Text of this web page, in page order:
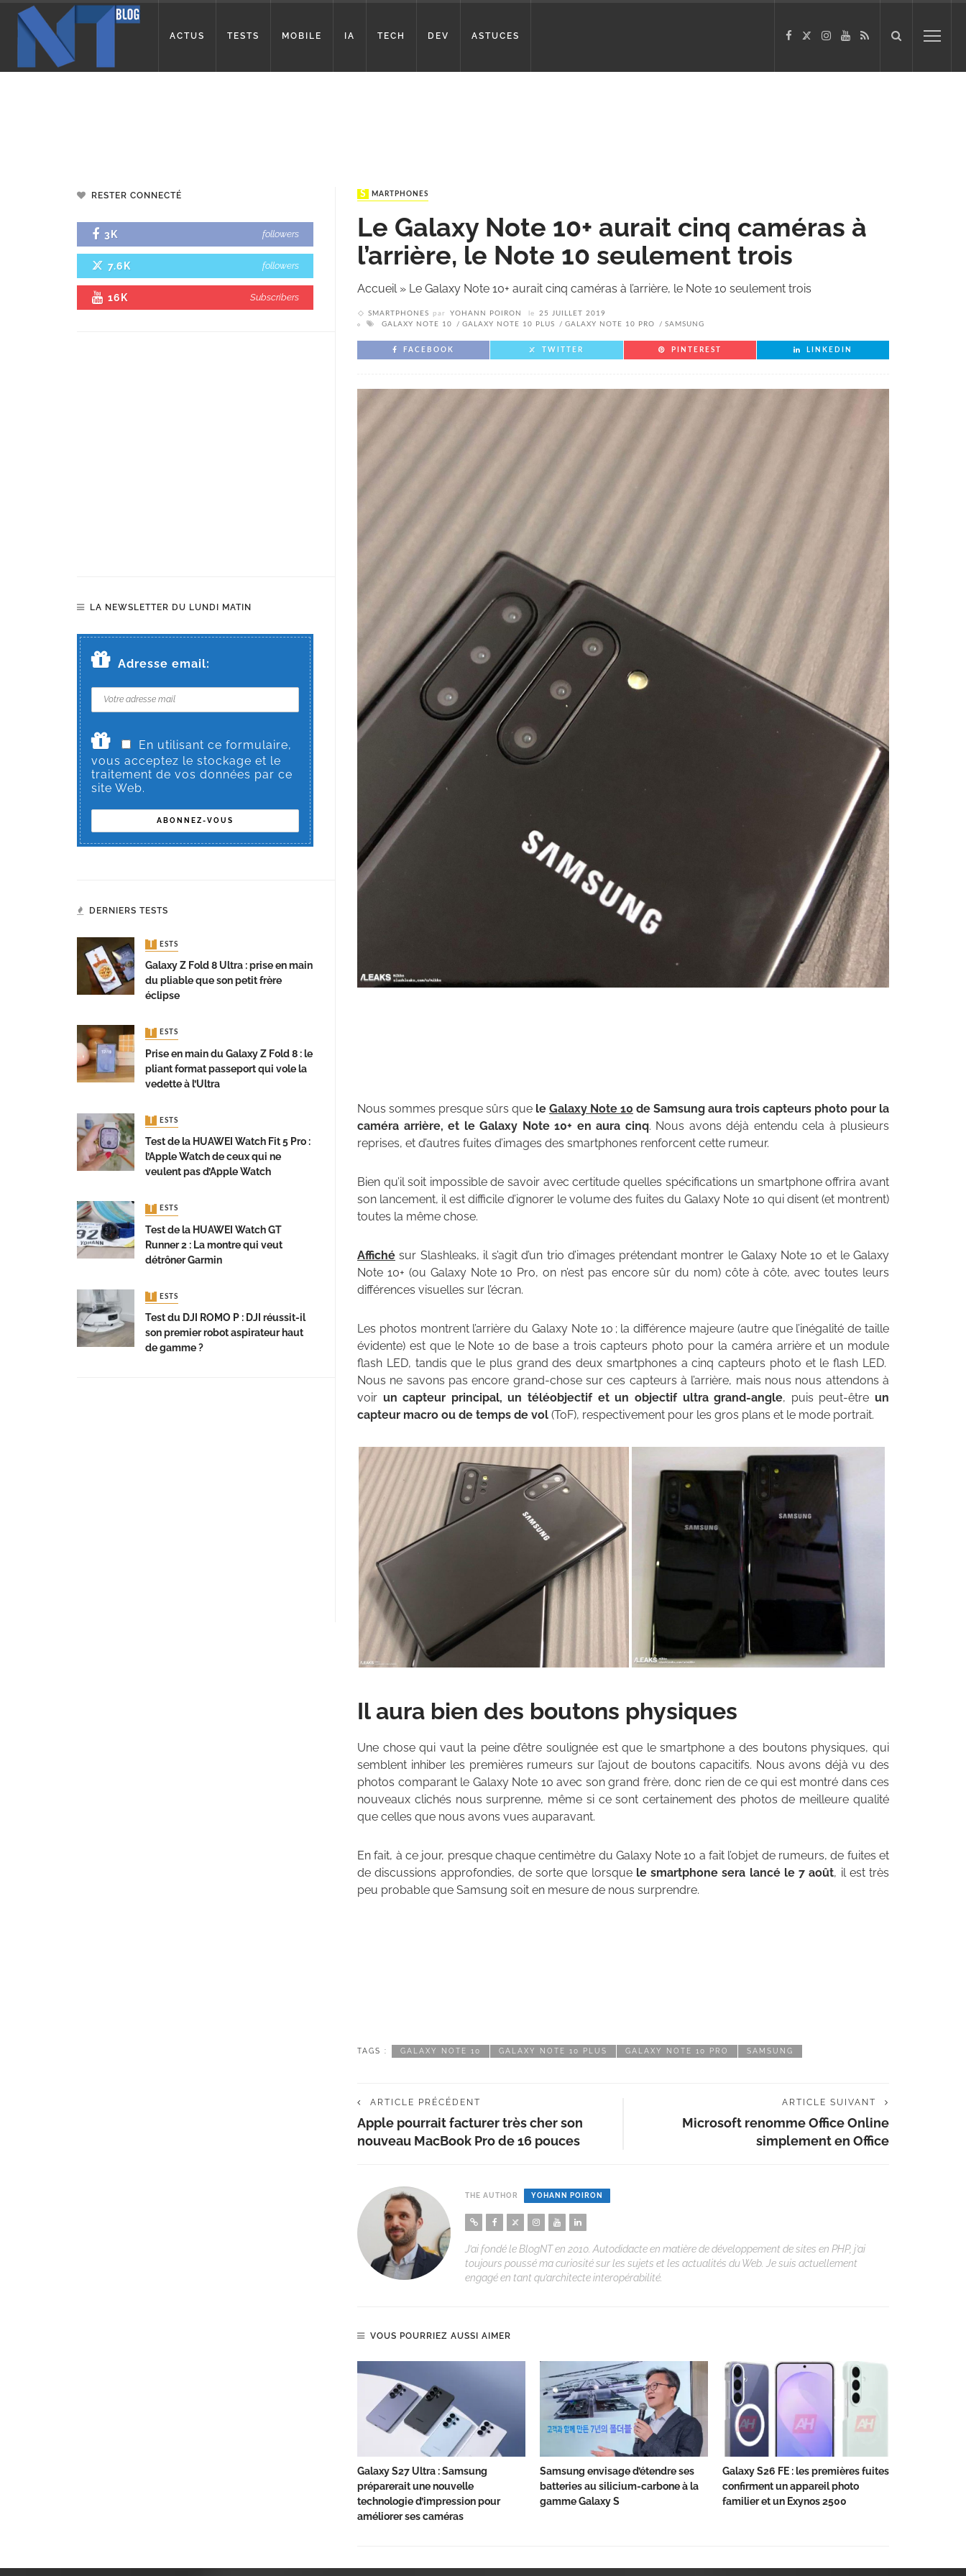
ACTUS TESTS MOBILE IA TECH DEV ASTUCES
SMARTPHONES
Le Galaxy Note 10+ aurait cinq caméras à
l’arrière, le Note 10 seulement trois
Accueil» Le Galaxy Note 10+ aurait cinq caméras à l’arrière, le Note 10 seulement trois
SMARTPHONES par YOHANN POIRON le
25 JUILLET 2019
GALAXY NOTE 10
GALAXY NOTE 10 PLUS GALAXY NOTE 10 PRO SAMSUNG
FACEBOOK TWITTER PINTEREST LINKEDIN
Nous sommes presque sûrs que le Galaxy Note 10 de Samsung aura trois capteurs photo pour la
caméra arrière, et le Galaxy Note 10+ en aura cinq. Nous avons déjà entendu cela à plusieurs
reprises, et d’autres fuites d’images des smartphones renforcent cette rumeur.
Bien qu’il soit impossible de savoir avec certitude quelles spécifications un smartphone offrira avant
son lancement, il est difficile d’ignorer le volume des fuites du Galaxy Note 10 qui disent (et montrent)
toutes la même chose.
Affiché sur Slashleaks, il s’agit d’un trio d’images prétendant montrer le Galaxy Note 10 et le Galaxy
Note 10+ (ou Galaxy Note 10 Pro, on n’est pas encore sûr du nom) côte à côte, avec toutes leurs
différences visuelles sur l’écran.
Les photos montrent l’arrière du Galaxy Note 10 ; la différence majeure (autre que l’inégalité de taille
évidente) est que le Note 10 de base a trois capteurs photo pour la caméra arrière et un module
flash LED, tandis que le plus grand des deux smartphones a cinq capteurs photo et le flash LED.
Nous ne savons pas encore grand-chose sur ces capteurs à l’arrière, mais nous nous attendons à
voir un capteur principal, un téléobjectif et un objectif ultra grand-angle, puis peut-être un
capteur macro ou de temps de vol (ToF), respectivement pour les gros plans et le mode portrait.
Il aura bien des boutons physiques
Une chose qui vaut la peine d’être soulignée est que le smartphone a des boutons physiques, qui
semblent inhiber les premières rumeurs sur l’ajout de boutons capacitifs. Nous avons déjà vu des
photos comparant le Galaxy Note 10 avec son grand frère, donc rien de ce qui est montré dans ces
nouveaux clichés nous surprenne, même si ce sont certainement des photos de meilleure qualité
que celles que nous avons vues auparavant.
En fait, à ce jour, presque chaque centimètre du Galaxy Note 10 a fait l’objet de rumeurs, de fuites et
de discussions approfondies, de sorte que lorsque le smartphone sera lancé le 7 août, il est très
peu probable que Samsung soit en mesure de nous surprendre.
TAGS : GALAXY NOTE 10 GALAXY NOTE 10 PLUS GALAXY NOTE 10 PRO SAMSUNG
ARTICLE PRÉCÉDENT
Apple pourrait facturer très cher son
nouveau MacBook Pro de 16 pouces
ARTICLE SUIVANT
Microsoft renomme Office Online
simplement en Office
THE AUTHOR YOHANN POIRON
J’ai fondé le BlogNT en 2010. Autodidacte en matière de développement de sites en PHP, j’ai
toujours poussé ma curiosité sur les sujets et les actualités du Web. Je suis actuellement
engagé en tant qu’architecte interopérabilité.
VOUS POURRIEZ AUSSI AIMER
Galaxy S27 Ultra : Samsung
préparerait une nouvelle
technologie d’impression pour
améliorer ses caméras
Samsung envisage d’étendre ses
batteries au silicium-carbone à la
gamme Galaxy S
Galaxy S26 FE : les premières fuites
confirment un appareil photo
familier et un Exynos 2500
RESTER CONNECTÉ
3K followers
7.6K followers
16K Subscribers
LA NEWSLETTER DU LUNDI MATIN
Adresse email:
En utilisant ce formulaire,
vous acceptez le stockage et le
traitement de vos données par ce
site Web.
DERNIERS TESTS
TESTS
Galaxy Z Fold 8 Ultra : prise en main
du pliable que son petit frère
éclipse
TESTS
Prise en main du Galaxy Z Fold 8 : le
pliant format passeport qui vole la
vedette à l’Ultra
TESTS
Test de la HUAWEI Watch Fit 5 Pro :
l’Apple Watch de ceux qui ne
veulent pas d’Apple Watch
TESTS
Test de la HUAWEI Watch GT
Runner 2 : La montre qui veut
détrôner Garmin
TESTS
Test du DJI ROMO P : DJI réussit-il
son premier robot aspirateur haut
de gamme ?